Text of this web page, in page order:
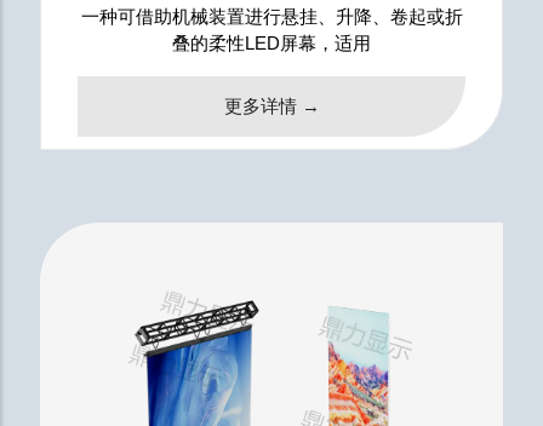
一种可借助机械装置进行悬挂、升降、卷起或折
叠的柔性LED屏幕，适用
更多详情 →